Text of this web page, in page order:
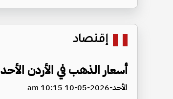
إقتصاد
أسعار الذهب في الأردن الأحد
الأحد-2026-05-10 10:15 am